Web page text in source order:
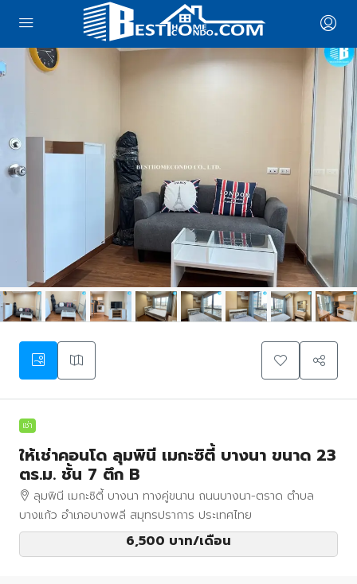
เช่า
ให้เช่าคอนโด ลุมพินี เมกะซิตี้ บางนา ขนาด 23
ตร.ม. ชั้น 7 ตึก B
ลุมพินี เมกะซิตี้ บางนา ทางคู่ขนาน ถนนบางนา-ตราด ตำบล
บางแก้ว อำเภอบางพลี สมุทรปราการ ประเทศไทย
6,500 บาท/เดือน